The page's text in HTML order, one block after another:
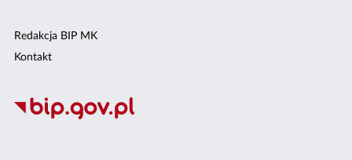
Redakcja BIP MK
Kontakt